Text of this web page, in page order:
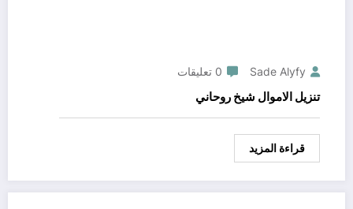
Sade Alyfy 0 تعليقات
تنزيل الاموال شيخ روحاني
قراءة المزيد